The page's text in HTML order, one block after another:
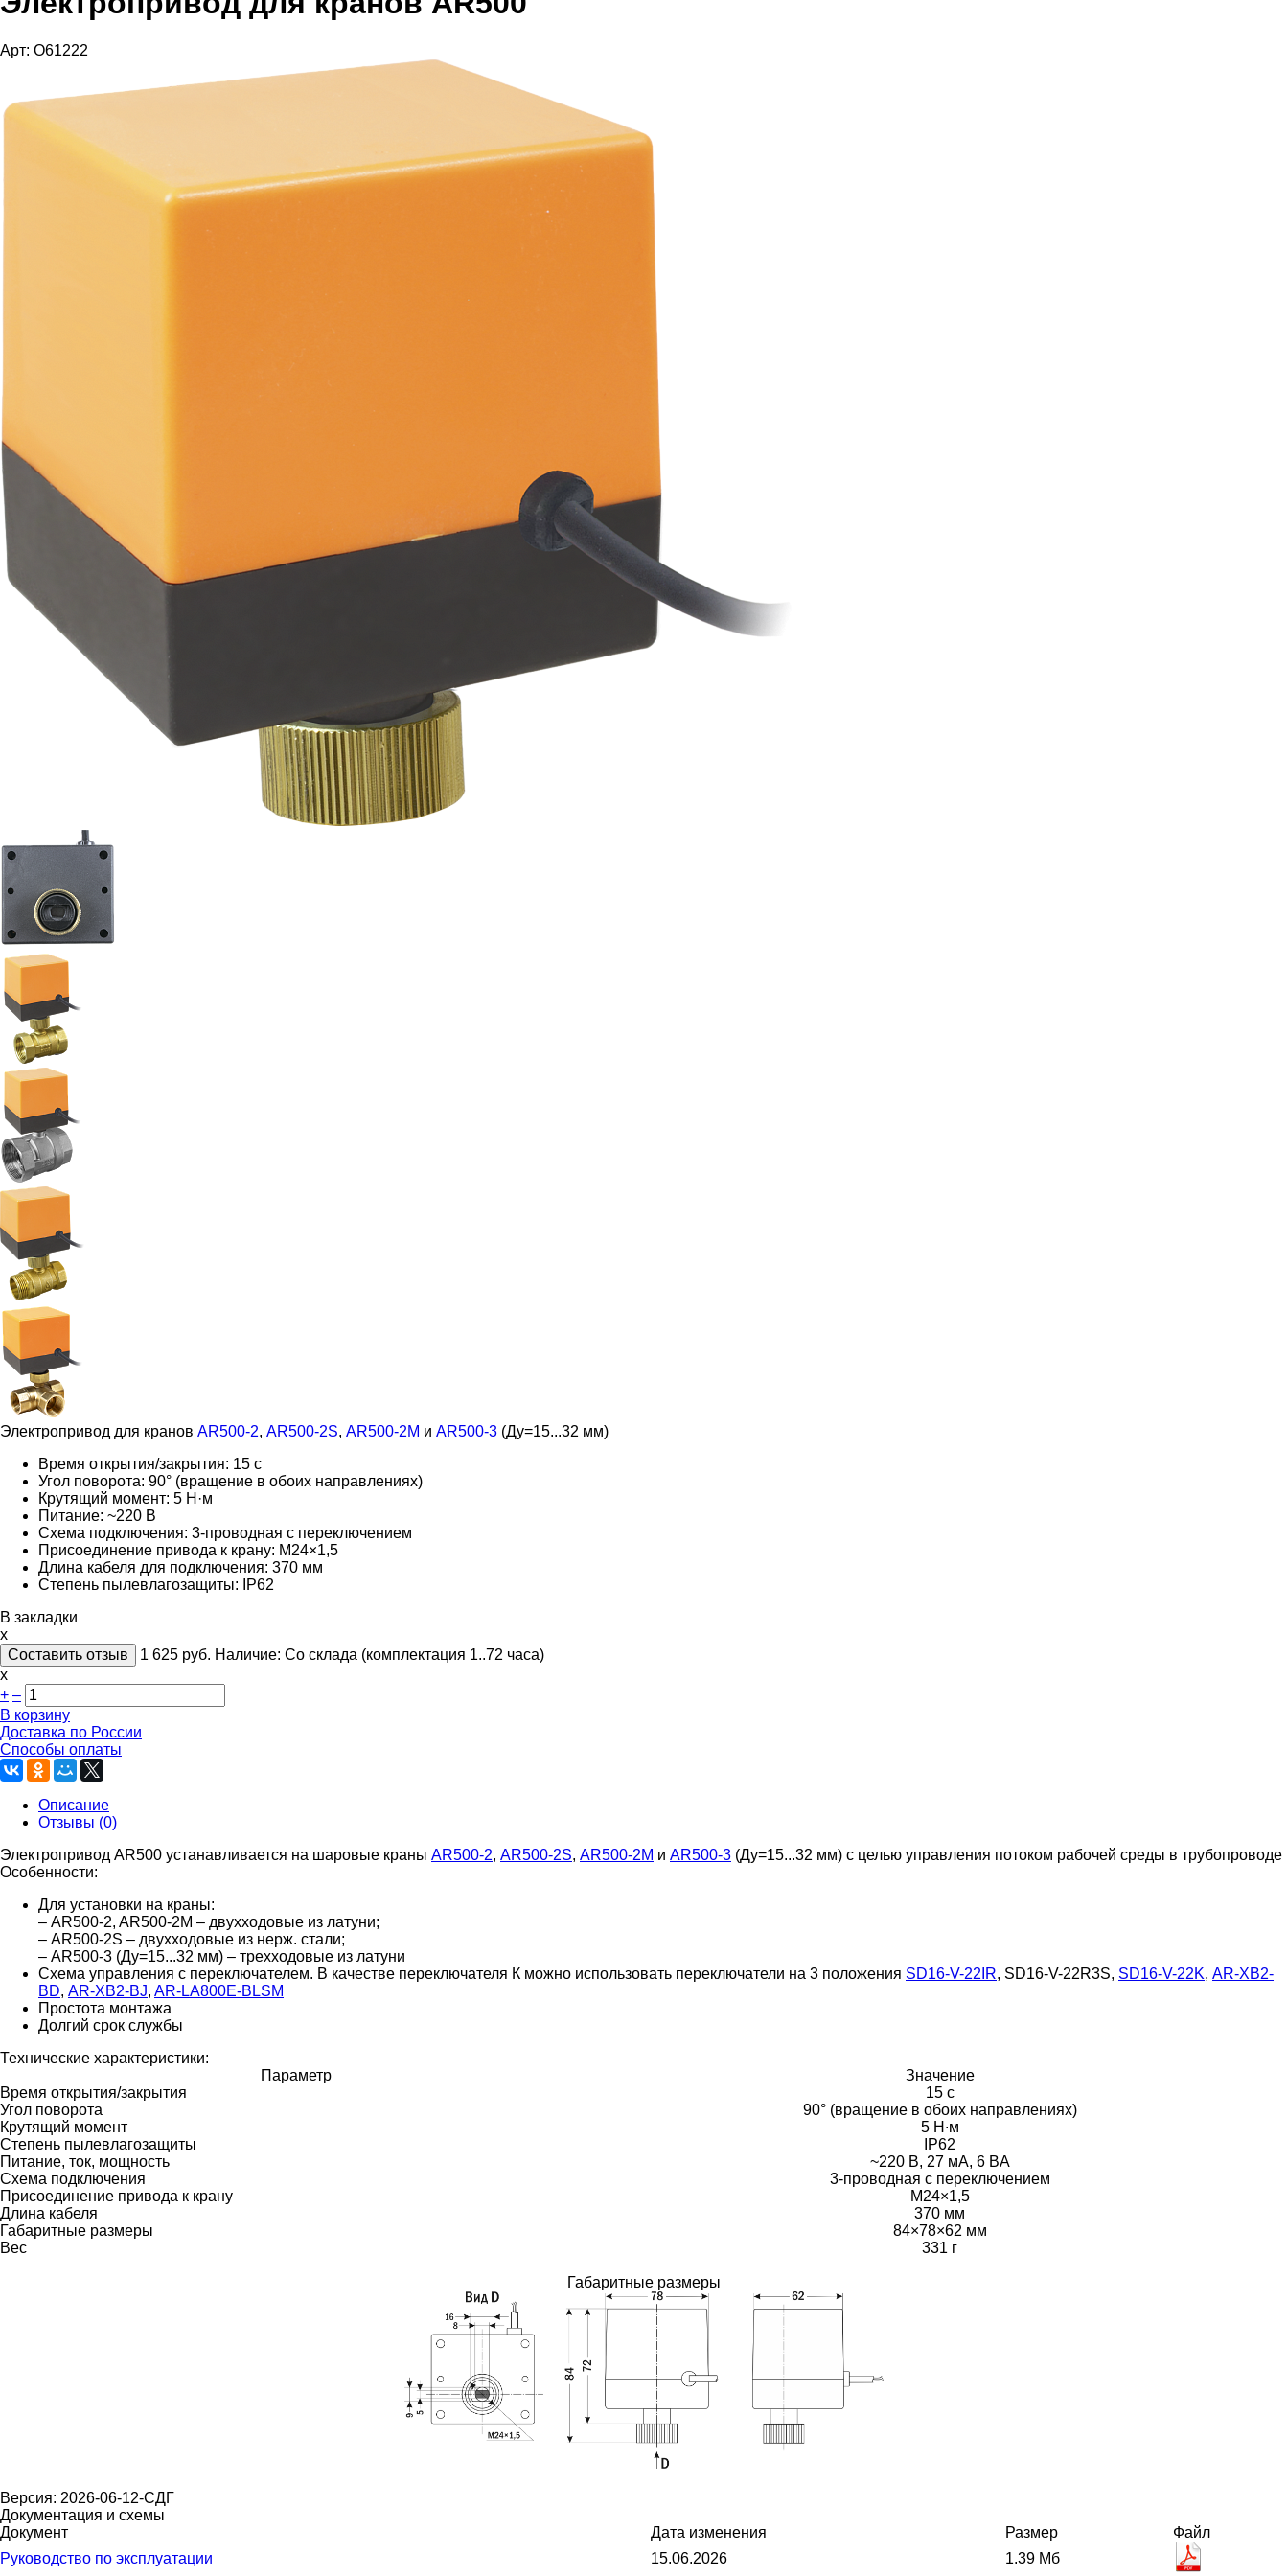
Арт: O61222
Электропривод для кранов AR500-2, AR500-2S, AR500-2M и AR500-3 (Ду=15...32 мм)
Время открытия/закрытия: 15 с
Угол поворота: 90° (вращение в обоих направлениях)
Крутящий момент: 5 Н·м
Питание: ~220 В
Схема подключения: 3-проводная c переключением
Присоединение привода к крану: М24×1,5
Длина кабеля для подключения: 370 мм
Степень пылевлагозащиты: IP62
В закладки
x
Составить отзыв
1 625 руб. Наличие: Со склада (комплектация 1..72 часа)
х
+ –
В корзину
Доставка по России
Способы оплаты
Описание
Отзывы (0)
Электропривод AR500 устанавливается на шаровые краны AR500-2, AR500-2S, AR500-2M и AR500-3 (Ду=15...32 мм) с целью управления потоком рабочей среды в трубопроводе
Особенности:
Для установки на краны:
– AR500-2, AR500-2M – двухходовые из латуни;
– AR500-2S – двухходовые из нерж. стали;
– AR500-3 (Ду=15...32 мм) – трехходовые из латуни
Схема управления с переключателем. В качестве переключателя К можно использовать переключатели на 3 положения SD16-V-22IR, SD16-V-22R3S, SD16-V-22K, AR-XB2-
BD, AR-XB2-BJ, AR-LA800E-BLSM
Простота монтажа
Долгий срок службы
Технические характеристики:
Параметр
Значение
Время открытия/закрытия
15 с
Угол поворота
90° (вращение в обоих направлениях)
Крутящий момент
5 Н∙м
Степень пылевлагозащиты
IP62
Питание, ток, мощность
~220 В, 27 мА, 6 ВA
Схема подключения
3-проводная с переключением
Присоединение привода к крану
М24×1,5
Длина кабеля
370 мм
Габаритные размеры
84×78×62 мм
Вес
331 г
Габаритные размеры
Версия: 2026-06-12-СДГ
Документация и схемы
Документ
Дата изменения Размер
Файл
Руководство по эксплуатации
15.06.2026 1.39 Мб